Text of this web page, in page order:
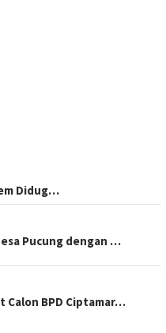
Didug…
Pucung dengan …
Calon BPD Ciptamar…